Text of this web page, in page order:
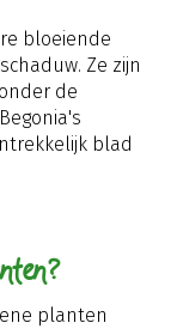
bloeiende
Ze zijn
de
blad
planten